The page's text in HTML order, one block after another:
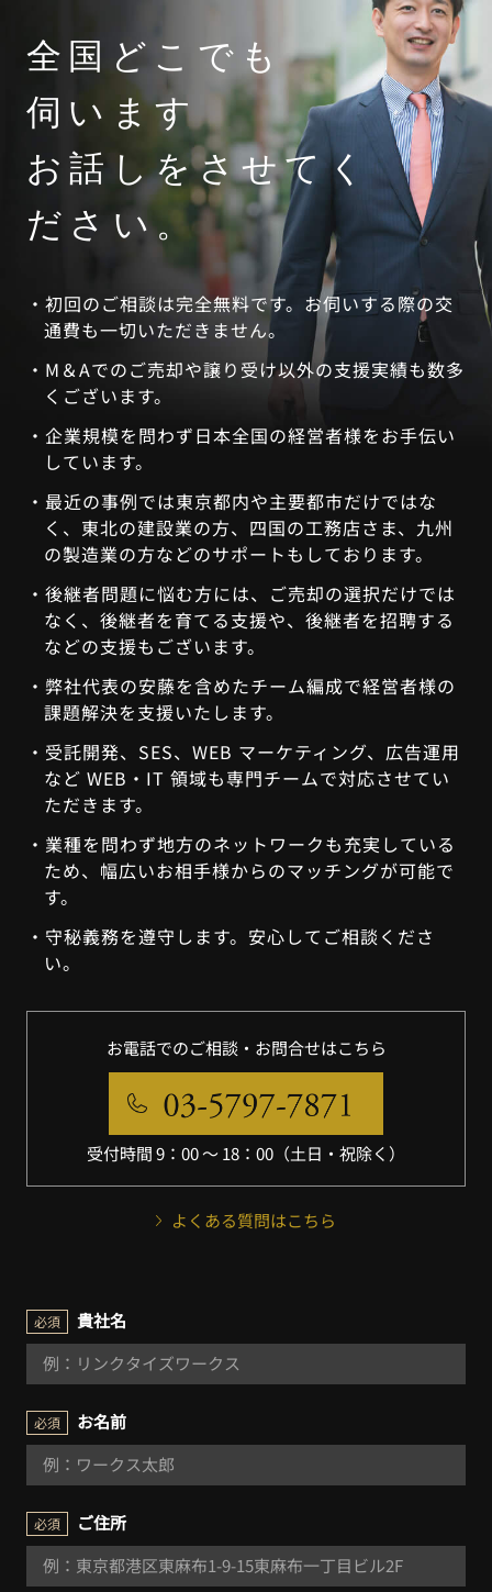
全国どこでも
伺います
お話しをさせてく
ださい。
初回のご相談は完全無料です。お伺いする際の交
通費も一切いただきません。
M＆Aでのご売却や譲り受け以外の支援実績も数多
くございます。
企業規模を問わず日本全国の経営者様をお手伝い
しています。
最近の事例では東京都内や主要都市だけではな
く、東北の建設業の方、四国の工務店さま、九州
の製造業の方などのサポートもしております。
後継者問題に悩む方には、ご売却の選択だけでは
なく、後継者を育てる支援や、後継者を招聘する
などの支援もございます。
弊社代表の安藤を含めたチーム編成で経営者様の
課題解決を⽀援いたします。
受託開発、SES、WEB マーケティング、広告運⽤
など WEB・IT 領域も専⾨チームで対応させてい
ただきます。
業種を問わず地⽅のネットワークも充実している
ため、幅広いお相手様からのマッチングが可能で
す。
守秘義務を遵守します。安心してご相談くださ
い。
お電話でのご相談・お問合せはこちら
受付時間 9：00 〜 18：00（土日・祝除く）
よくある質問はこちら
必須 貴社名
必須 お名前
必須 ご住所